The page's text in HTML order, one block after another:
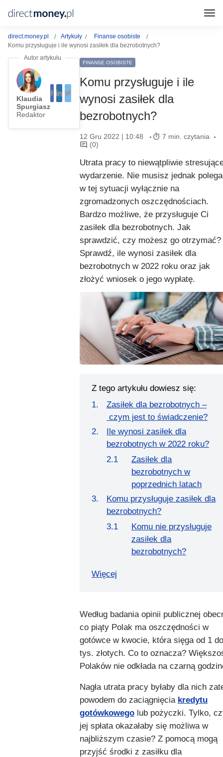
direct.money.pl Artykuły
Finanse osobiste
Komu przysługuje i ile wynosi zasiłek dla bezrobotnych?
Klaudia
Spurgiasz
Redaktor
FINANSE OSOBISTE
Komu przysługuje i ile
wynosi zasiłek dla
bezrobotnych?
12 Gru 2022 | 10:48
7 min. czytania
(0)
Utrata pracy to niewątpliwie
wydarzenie. Nie musisz jednak
w tej sytuacji wyłącznie na
zgromadzonych oszczędnościach.
Bardzo możliwe, że przysługuje Ci
zasiłek dla bezrobotnych. Jak
sprawdzić, czy możesz go otrzymać?
Sprawdź, ile wynosi zasiłek dla
bezrobotnych w 2022 roku oraz jak
złożyć wniosek o jego wypłatę.
Z tego artykułu dowiesz się:
Zasiłek dla bezrobotnych –
czym jest to świadczenie?
Ile wynosi zasiłek dla
bezrobotnych w 2022 roku?
Zasiłek dla
bezrobotnych w
poprzednich latach
Komu przysługuje zasiłek dla
bezrobotnych?
Komu nie przysługuje
zasiłek dla
bezrobotnych?
Więcej
Według badania opinii publicznej
co piąty Polak ma oszczędności w
gotówce w kwocie, która sięga od 1
tys. złotych. Co to oznacza?
Polaków nie odkłada na czarną
Nagła utrata pracy byłaby dla nich
powodem do zaciągnięcia kredytu
gotówkowego lub pożyczki. Tylko,
jej spłata okazałaby się możliwa w
najbliższym czasie? Z pomocą mogą
przyjść środki z zasiłku dla